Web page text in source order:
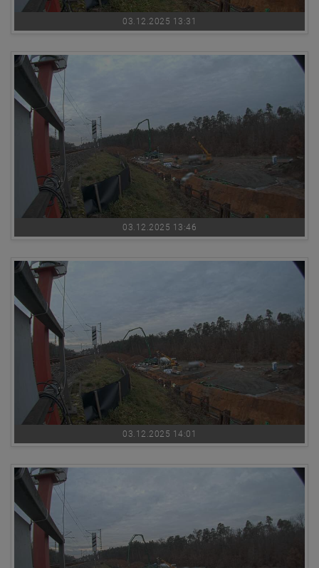
03.12.2025 13:31
03.12.2025 13:46
03.12.2025 14:01